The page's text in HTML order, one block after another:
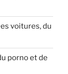
voitures, du
porno et de